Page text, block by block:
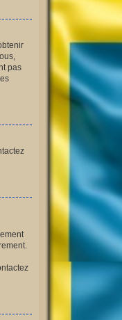
pas